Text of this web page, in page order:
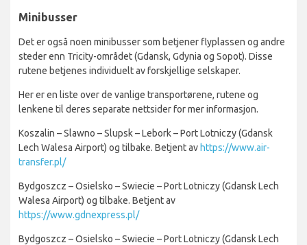
Minibusser
Det er også noen minibusser som betjener flyplassen og andre
steder enn Tricity-området (Gdansk, Gdynia og Sopot). Disse
rutene betjenes individuelt av forskjellige selskaper.
Her er en liste over de vanlige transportørene, rutene og
lenkene til deres separate nettsider for mer informasjon.
Koszalin – Slawno – Slupsk – Lebork – Port Lotniczy (Gdansk
Lech Walesa Airport) og tilbake. Betjent av https://www.air-
transfer.pl/
Bydgoszcz – Osielsko – Swiecie – Port Lotniczy (Gdansk Lech
Walesa Airport) og tilbake. Betjent av
https://www.gdnexpress.pl/
Bydgoszcz – Osielsko – Swiecie – Port Lotniczy (Gdansk Lech